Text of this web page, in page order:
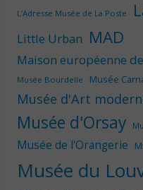
L'Adresse Musée de La Poste
Little Urban MAD
Maison européenne
Musée Bourdelle
Musée
Musée d'Art
Musée d'Orsay
Musée de l'Orangerie
Musée du